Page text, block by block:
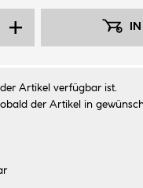
Artikel verfügbar ist.
der Artikel in